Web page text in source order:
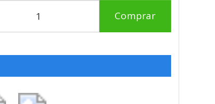
Comprar